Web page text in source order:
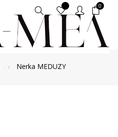
Szukaj 0
Nerka MEDUZY